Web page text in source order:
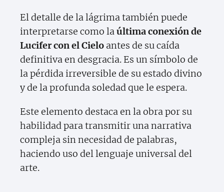
El detalle de la lágrima también puede
interpretarse como laúltima conexión de
Lucifer con el Cielo antes de su caída
definitiva en desgracia. Es un símbolo de
la pérdida irreversible de su estado divino
y de la profunda soledad que le espera.
Este elemento destaca en la obra por su
habilidad para transmitir una narrativa
compleja sin necesidad de palabras,
haciendo uso del lenguaje universal del
arte.